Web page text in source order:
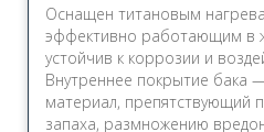
Оснащен титановым
эффективно работающим в
устойчив к коррозии и
Внутреннее покрытие бака
материал, препятствующий
запаха, размножению